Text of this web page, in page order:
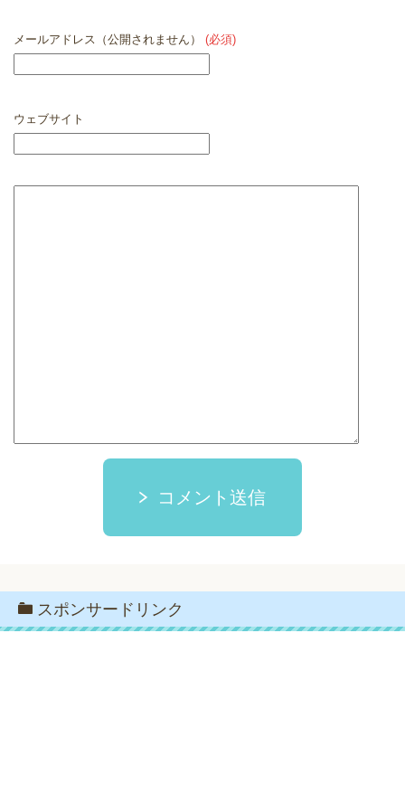
メールアドレス（公開されません） (必須)
ウェブサイト
コメント送信
スポンサードリンク